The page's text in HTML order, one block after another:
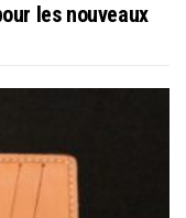
les nouveaux